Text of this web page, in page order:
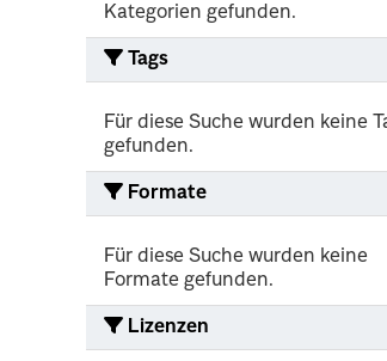
Kategorien gefunden.
Tags
Für diese Suche wurden keine
gefunden.
Formate
Für diese Suche wurden keine
Formate gefunden.
Lizenzen